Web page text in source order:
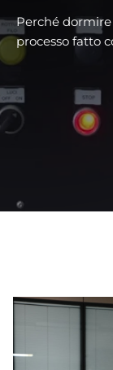
Perché
processo fatto